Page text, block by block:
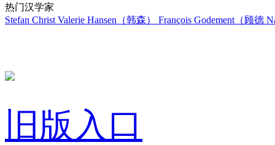
热门汉学家
Stefan Christ Valerie Hansen（韩森） François Godement（顾德
旧版入口